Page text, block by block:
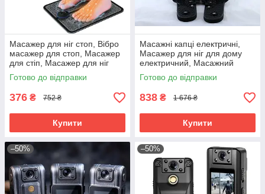
Масажер для ніг стоп, Вібро
масажер для стоп, Масажер
для стіп, Масажер для ніг
вібраційний, RYH
Готово до відправки
376 ₴ 752 ₴
Купити
Масажні капці електричні,
Масажер для ніг для дому
електричний, Масажний
апарат для ніг, RYH
Готово до відправки
838 ₴ 1 676 ₴
Купити
–50% –50%